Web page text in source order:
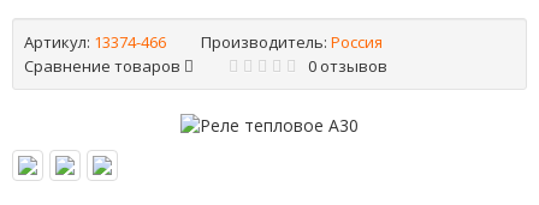
Артикул: 13374-466 Производитель: Россия
Сравнение товаров
0 отзывов